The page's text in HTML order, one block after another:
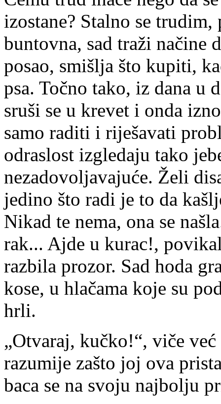
izostane? Stalno se
buntovna, sad traži načine
posao, smišlja što kupiti,
psa. Točno tako, iz dana u
sruši se u krevet i onda
samo raditi i riješavati
odraslost izgledaju tako
nezadovoljavajuće. Želi
jedino što radi je to da
Nikad te nema, ona se
rak... Ajde u kurac!,
razbila prozor. Sad hoda
kose, u hlačama koje su
hrli.
„Otvaraj, kučko!“, viče
razumije zašto joj ova
baca se na svoju najbolju